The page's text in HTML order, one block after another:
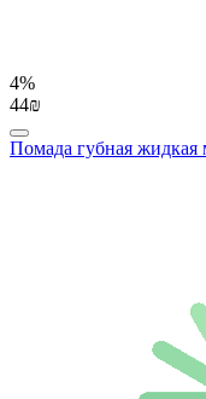
4%
44₪
Помада губная жидкая